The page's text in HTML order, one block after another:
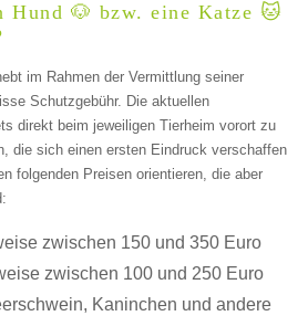
zum
🐶 bzw. eine Katze 🐱
im Rahmen der Vermittlung seiner
Schutzgebühr. Die aktuellen
direkt beim jeweiligen Tierheim vorort zu
die sich einen ersten Eindruck verschaffen
folgenden Preisen orientieren, die aber
zwischen 150 und 350 Euro
zwischen 100 und 250 Euro
Kaninchen und andere